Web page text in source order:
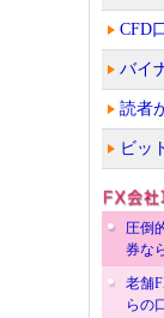
CFD
バイ
読者
ビッ
圧倒
券な
老舗
らの